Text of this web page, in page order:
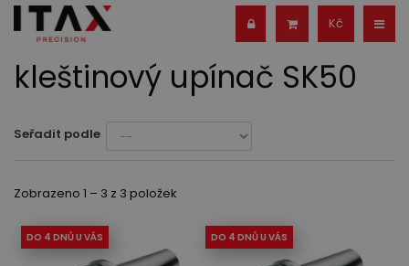
Kč
kleštinový upínač SK50
Seřadit podle
Zobrazeno 1 – 3 z 3 položek
DO 4 DNŮ U VÁS DO 4 DNŮ U VÁS